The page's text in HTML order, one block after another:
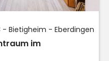
- Bietigheim - Eberdingen
im